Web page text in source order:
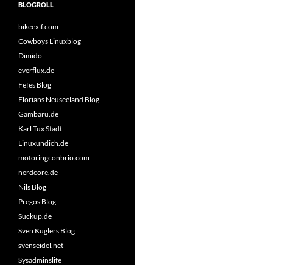
BLOGROLL
bikeexif.com
Cowboys Linuxblog
Dimido
everflux.de
Fefes Blog
Florians Neuseeland Blog
Gambaru.de
Karl Tux Stadt
Linuxundich.de
motoringconbrio.com
nerdcore.de
Nils Blog
Pregos Blog
Suckup.de
Sven Küglers Blog
svenseidel.net
Sysadminslife